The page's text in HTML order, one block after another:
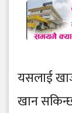
यसलाई
खान